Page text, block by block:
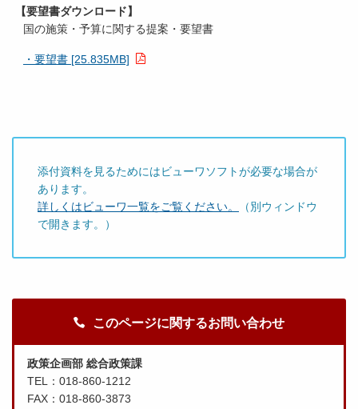
【要望書ダウンロード】
国の施策・予算に関する提案・要望書
・要望書 [25.835MB]
添付資料を見るためにはビューワソフトが必要な場合が
あります。
詳しくはビューワ一覧をご覧ください。
（別ウィンドウ
で開きます。）
このページに関するお問い合わせ
政策企画部 総合政策課
TEL：018-860-1212
FAX：018-860-3873